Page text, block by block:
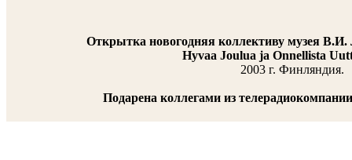
Открытка новогодняя коллективу музея В.И.
Hyvaa Joulua ja Onnellista
2003 г. Финляндия.
Подарена коллегами из